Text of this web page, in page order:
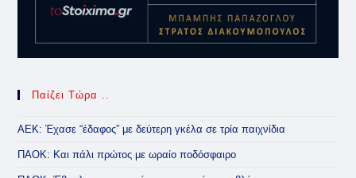
Παίζει Τώρα ..
ΑΕΚ: Έχασε “έδαφος” με δεύτερη γκέλα σε τρία παιχνίδια
ΠΑΟΚ: Και πάλι πρώτος με ωραίο ποδόσφαιρο